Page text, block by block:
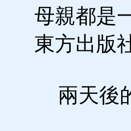
母親都是
東方出版
兩天後